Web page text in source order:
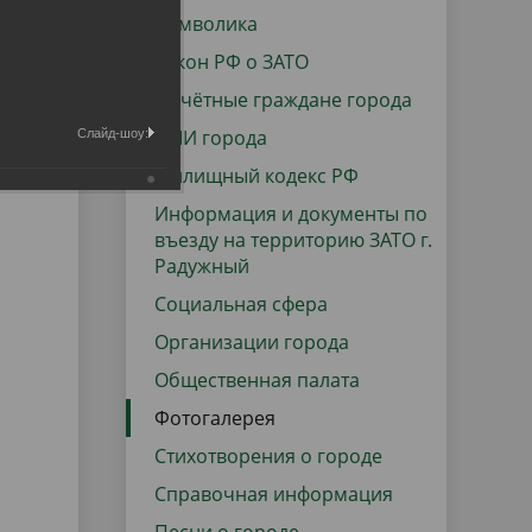
Городская среда
Региональный контроль
Поддержка малого и среднего
предпринимательства
Символика
Закон РФ о ЗАТО
Почётные граждане города
СМИ города
Жилищный кодекс РФ
Информация и документы по
въезду на территорию ЗАТО г.
Радужный
Социальная сфера
Организации города
Общественная палата
Фотогалерея
Стихотворения о городе
Справочная информация
Слайд-шоу: